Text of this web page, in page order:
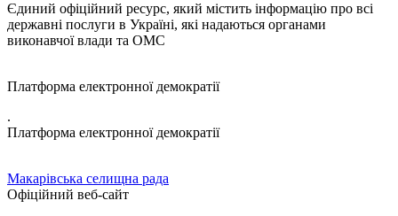
Єдиний офіційний ресурс, який містить інформацію про всі
державні послуги в Україні, які надаються органами
виконавчої влади та ОМС
Платформа електронної демократії
.
Платформа електронної демократії
Макарівська селищна рада
Офіційний веб-сайт